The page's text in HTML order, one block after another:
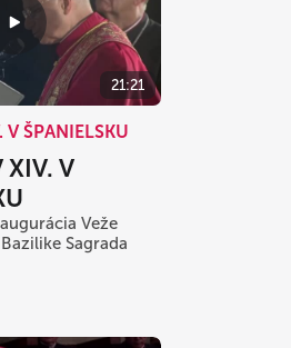
21:21
V ŠPANIELSKU
XIV. V
Veže
Sagrada